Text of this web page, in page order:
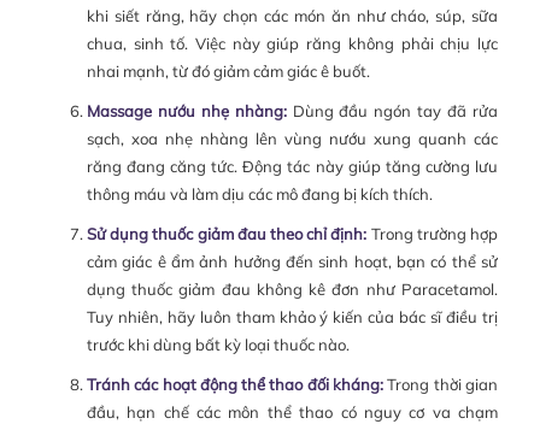
khi siết răng, hãy chọn các món ăn như cháo, súp, sữa
chua, sinh tố. Việc này giúp răng không phải chịu lực
nhai mạnh, từ đó giảm cảm giác ê buốt.
Massage nướu nhẹ nhàng:Dùng đầu ngón tay đã rửa
sạch, xoa nhẹ nhàng lên vùng nướu xung quanh các
răng đang căng tức. Động tác này giúp tăng cường lưu
thông máu và làm dịu các mô đang bị kích thích.
Sử dụng thuốc giảm đau theo chỉ định: Trong trường hợp
cảm giác ê ẩm ảnh hưởng đến sinh hoạt, bạn có thể sử
dụng thuốc giảm đau không kê đơn như Paracetamol.
Tuy nhiên, hãy luôn tham khảo ý kiến của bác sĩ điều trị
trước khi dùng bất kỳ loại thuốc nào.
Tránh các hoạt động thể thao đối kháng:Trong thời gian
đầu, hạn chế các môn thể thao có nguy cơ va chạm